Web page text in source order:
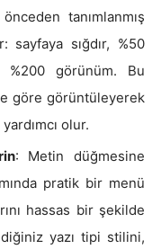
tanımlanmış
sayfaya sığdır, %50
%200 görünüm. Bu
göre görüntüleyerek
olur.
: Metin düğmesine
pratik bir menü
hassas bir şekilde
yazı tipi stilini,